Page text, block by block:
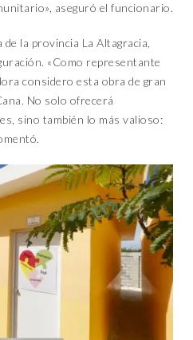
aseguró el funcionario.
la provincia La Altagracia,
«Como representante
considero esta obra de gran
No solo ofrecerá
sino también lo más valioso: